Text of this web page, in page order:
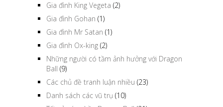
Gia đình King Vegeta (2)
Gia đình Gohan (1)
Gia đình Mr Satan (1)
Gia đình Ox-king (2)
Những người có tầm ảnh hưởng với Dragon
Ball (9)
Các chủ đề tranh luận nhiều (23)
Danh sách các vũ trụ (10)